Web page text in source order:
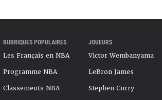
RUBRIQUES POPULAIRES
Les Français en NBA
Programme NBA
Classements NBA
JOUEURS
Victor Wembanyama
LeBron James
Stephen Curry